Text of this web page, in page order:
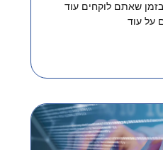
שאתם לוקחים עוד
על עוד